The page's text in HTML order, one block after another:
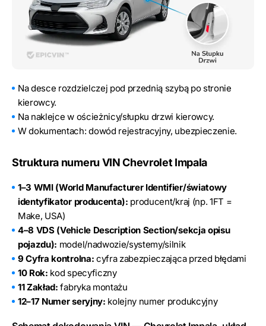
Na desce rozdzielczej pod przednią szybą po stronie
kierowcy.
Na naklejce w ościeżnicy/słupku drzwi kierowcy.
W dokumentach: dowód rejestracyjny, ubezpieczenie.
Struktura numeru VIN Chevrolet Impala
1–3 WMI (World Manufacturer Identifier/światowy
identyfikator producenta): producent/kraj (np. 1FT =
Make, USA)
4–8 VDS (Vehicle Description Section/sekcja opisu
pojazdu): model/nadwozie/systemy/silnik
9 Cyfra kontrolna: cyfra zabezpieczająca przed błędami
10 Rok: kod specyficzny
11 Zakład: fabryka montażu
12–17 Numer seryjny: kolejny numer produkcyjny